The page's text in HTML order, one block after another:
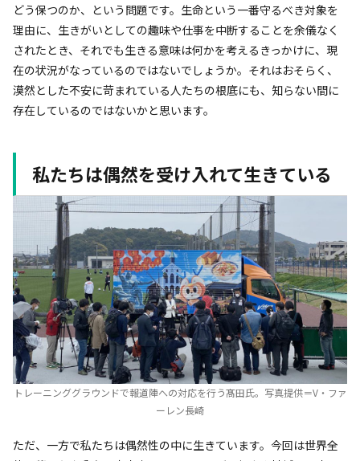
どう保つのか、という問題です。生命という一番守るべき対象を
理由に、生きがいとしての趣味や仕事を中断することを余儀なく
されたとき、それでも生きる意味は何かを考えるきっかけに、現
在の状況がなっているのではないでしょうか。それはおそらく、
漠然とした不安に苛まれている人たちの根底にも、知らない間に
存在しているのではないかと思います。
私たちは偶然を受け入れて生きている
トレーニンググラウンドで報道陣への対応を行う髙田氏。写真提供＝V・ファ
ーレン長崎
ただ、一方で私たちは偶然性の中に生きています。今回は世界全